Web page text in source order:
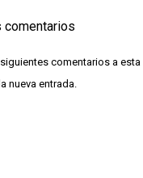
comentarios
comentarios a esta
nueva entrada.